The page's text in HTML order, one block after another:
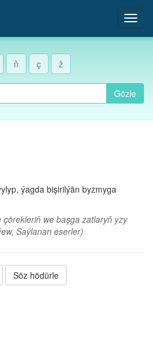
ň ç ž
Gözle
ýagda bişirilýän byzmyga
çörekleriň we başga zatlaryň yzy
Saýlanan eserler)
Söz hödürle